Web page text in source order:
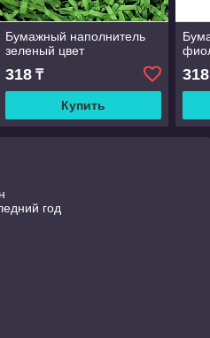
Бумажный наполнитель
зеленый цвет
318₸
Купить
318
год